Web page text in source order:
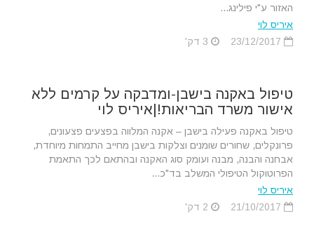
האזור ע"י פילינג...
איריס לוי
טיפול באקנה בישבן-ומדבקה על קרמים ללא
אישור משרד הבריאות!|איריס לוי
טיפול באקנה פעילה בישבן – אקנה המלווה בפצעים פצעונים,
פרונקלים, שחורים שומנים וצלקות בישבן מחייב התמחות מיוחדת,
אבחנה והבנה, מבנה ועומק סוג האקנה ובהתאם לכך התאמת
הפרוטוקול הטיפולי המשלב בד"כ...
איריס לוי